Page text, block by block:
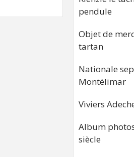
pendule
Objet de
tartan
Nationale
Montélimar
Viviers
Album
siècle